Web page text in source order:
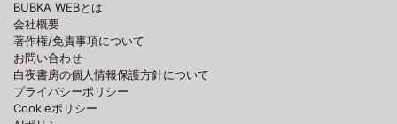
BUBKA WEBとは
会社概要
著作権/免責事項について
お問い合わせ
白夜書房の個人情報保護方針について
プライバシーポリシー
Cookieポリシー